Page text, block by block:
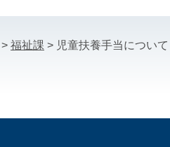
> 福祉課 > 児童扶養手当について